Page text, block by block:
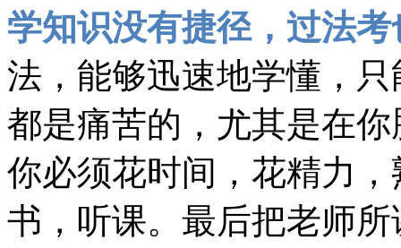
学知识没有捷径，过法
法，能够迅速地学懂，
都是痛苦的，尤其是在
你必须花时间，花精力
书，听课。最后把老师